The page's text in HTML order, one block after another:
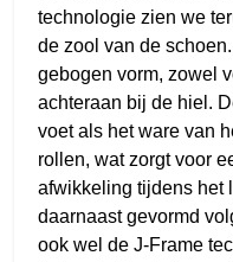
technologie zien we
de zool van de
gebogen vorm, zowel
achteraan bij de hiel.
voet als het ware van
rollen, wat zorgt voor
afwikkeling tijdens het
daarnaast gevormd
ook wel de J-Frame